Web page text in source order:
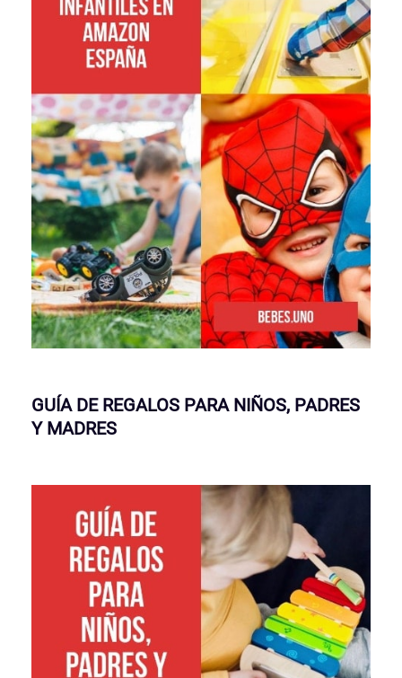
GUÍA DE REGALOS PARA NIÑOS, PADRES
Y MADRES